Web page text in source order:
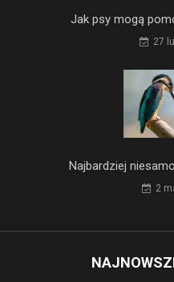
Jak psy mogą
27
Najbardziej
2